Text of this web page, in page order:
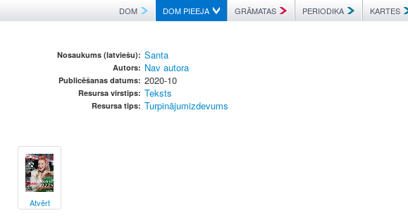
DOM DOM PIEEJA GRĀMATAS PERIODIKA KARTES
Nosaukums (latviešu): Santa
Autors: Nav autora
Publicēšanas datums: 2020-10
Resursa virstips: Teksts
Resursa tips: Turpinājumizdevums
Atvērt